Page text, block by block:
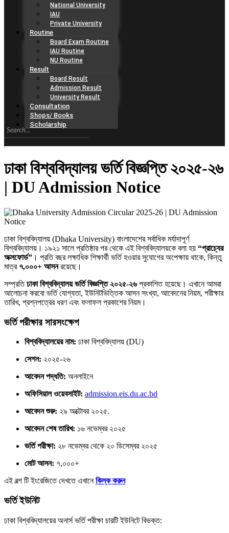
National University
IAU
Private University
Routine
Board Exam Routine
IAU Routine
NU Routine
Result
Board Result
Admission Result
University Result
Consultation
Shops/ Books
Scholarship
ঢাকা বিশ্ববিদ্যালয় ভর্তি বিজ্ঞপ্তি ২০২৫-২৬
| DU Admission Notice
ঢাকা বিশ্ববিদ্যালয় (Dhaka University) বাংলাদেশের সর্বাধিক মর্যাদাপূর্ণ
বিশ্ববিদ্যালয়। ১৯২১ সালে প্রতিষ্ঠার পর থেকে এই বিশ্ববিদ্যালয়কে বলা হয় “প্রাচ্যের
অক্সফোর্ড” । প্রতি বছর লক্ষাধিক শিক্ষার্থী ভর্তি হওয়ার সুযোগের অপেক্ষায় থাকে, কিন্তু
মাত্র ৭,০০০+ আসনরয়েছে।
সম্প্রতিঢাকা বিশ্ববিদ্যালয় ভর্তি বিজ্ঞপ্তি ২০২৫-২৬ প্রকাশিত হয়েছে। এখানে আমরা
আলোচনা করবো ভর্তি যোগ্যতা, ইউনিটভিত্তিক আসন সংখ্যা, আবেদনের নিয়ম, পরীক্ষার
তারিখ, প্রশ্নপত্রের ধরণ এবং ফলাফল প্রকাশের নিয়ম।
ভর্তি পরীক্ষার সারসংক্ষেপ
বিশ্ববিদ্যালয়ের নাম: ঢাকা বিশ্ববিদ্যালয় (DU)
সেশন: ২০২৫-২৬
আবেদন পদ্ধতি: অনলাইনে
অফিসিয়াল ওয়েবসাইট: admission.eis.du.ac.bd
আবেদন শুরু: ২৯ অক্টোবর ২০২৫.
আবেদন শেষ তারিখ: ১৬ নভেম্বর ২০২৫
ভর্তি পরীক্ষা: ২৮ নভেম্বর থেকে ২০ ডিসেম্বর ২০২৫
মোট আসন: ৭,০০০+
এই বল্গ টি ইংরেজিতে দেখতে এখানেকিল্ক করুন
ভর্তি ইউনিট
ঢাকা বিশ্ববিদ্যালয়ের অনার্স ভর্তি পরীক্ষা চারটি ইউনিটে বিভক্ত: